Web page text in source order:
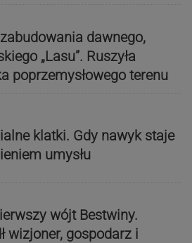
dawnego,
„Lasu”. Ruszyła
poprzemysłowego terenu
klatki. Gdy nawyk staje
umysłu
wójt Bestwiny.
wizjoner, gospodarz i